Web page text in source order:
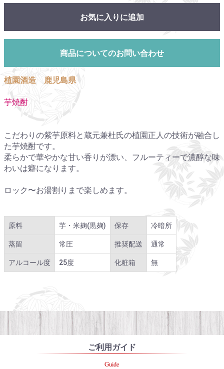
お気に入りに追加
商品についてのお問い合わせ
植園酒造 鹿児島県
芋焼酎
こだわりの紫芋原料と蔵元兼杜氏の植園正人の技術が融合し
た芋焼酎です。
柔らかで華やかな甘い香りが漂い、フルーティーで濃醇な味
わいは癖になります。
ロック〜お湯割りまで楽しめます。
原料 芋・米麹(黒麹) 保存 冷暗所
蒸留 常圧 推奨配送 通常
アルコール度 25度 化粧箱 無
ご利用ガイド
Guide